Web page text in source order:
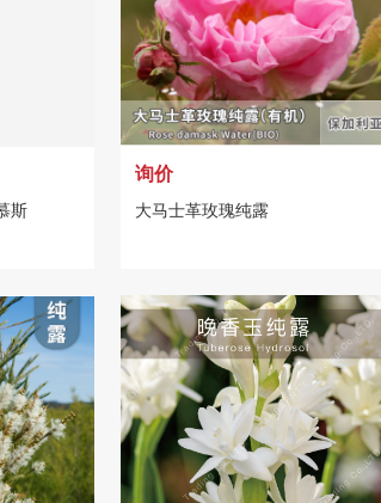
斯
询价
大马士革玫瑰纯露